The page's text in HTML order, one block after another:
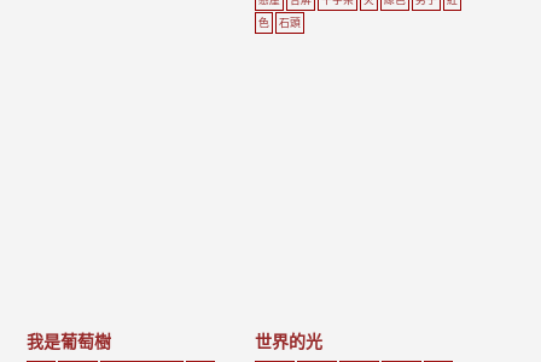
色
石頭
我是葡萄樹 世界的光